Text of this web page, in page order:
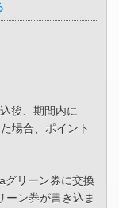
後、期間内に
場合、ポイント
グリーン券に交換
ーン券が書き込ま